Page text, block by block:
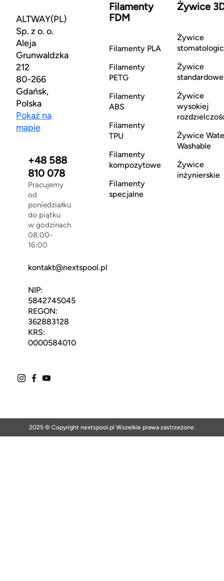
ALTWAY(PL)
Sp. z o. o.
Aleja
Grunwaldzka
212
80-266
Gdańsk,
Polska
Pokaż na
mapie
+48 588
810 078
Pracujemy
od
poniedziałku
do piątku
w godzinach
08:00-
16:00
kontakt@nextspool.pl
NIP:
5842745045
REGON:
362883128
KRS:
0000584010
Filamenty
FDM
Filamenty PLA
Filamenty
PETG
Filamenty
ABS
Filamenty
TPU
Filamenty
kompozytowe
Filamenty
specjalne
Żywice
Żywice
Żywice
standardowe
Żywice
wysokiej
Żywice
Washable
Żywice
inżynierskie